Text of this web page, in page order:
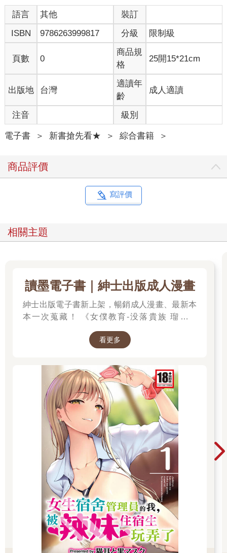
語言 其他
裝訂
ISBN
9786263999817 分級 限制級
頁數 0
商品規
格
25開15*21cm
出版地 台灣
適讀年
齡
成人適讀
注音 級別
電子書 ＞ 新書搶先看★ ＞ 綜合書籍 ＞
商品評價
寫評價
相關主題
讀墨電子書｜紳士出版成人漫畫
紳士出版電子書新上架，暢銷成人漫畫、最新本
本一次蒐藏！ 《女僕教育-没落貴族 瑠璃川
●得死去活來》等熱門系列作品任君挑選，隨時
看更多